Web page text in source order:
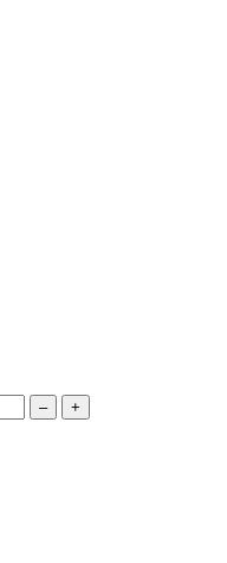
– +